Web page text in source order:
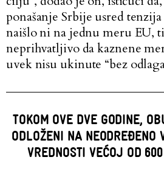
ponašanje Srbije usred
naišlo ni na jednu meru EU,
neprihvatljivo da kaznene
uvek nisu ukinute “bez
TOKOM OVE DVE GODINE,
ODLOŽENI NA NEODREĐENO
VREDNOSTI VEĆOJ OD